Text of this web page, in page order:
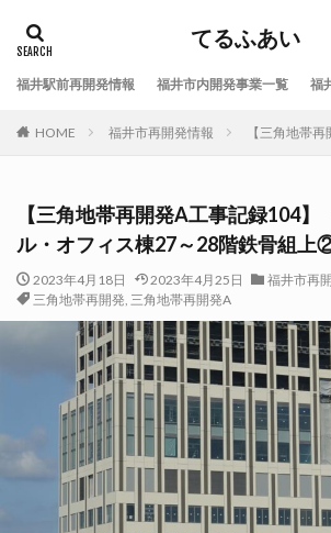
てるふあい
福井駅前再開発情報 福井市内開発事業一覧 福
HOME 福井市再開発情報 【三角地帯
【三角地帯再開発A工事記録104】
ル・オフィス棟27～28階鉄骨組上
2023年4月18日 2023年4月25日
福井市再
三角地帯再開発, 三角地帯再開発A